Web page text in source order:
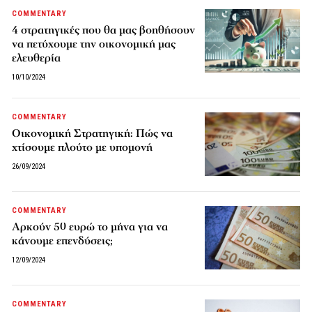
COMMENTARY
4 στρατηγικές που θα μας βοηθήσουν
να πετύχουμε την οικονομική μας
ελευθερία
10/10/2024
COMMENTARY
Οικονομική Στρατηγική: Πώς να
χτίσουμε πλούτο με υπομονή
26/09/2024
COMMENTARY
Αρκούν 50 ευρώ το μήνα για να
κάνουμε επενδύσεις;
12/09/2024
COMMENTARY